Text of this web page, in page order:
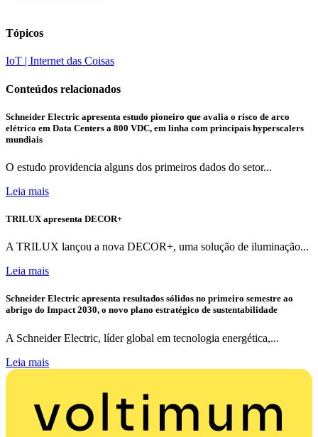
Tópicos
IoT | Internet das Coisas
Conteúdos relacionados
Schneider Electric apresenta estudo pioneiro que avalia o risco de arco
elétrico em Data Centers a 800 VDC, em linha com principais hyperscalers
mundiais
O estudo providencia alguns dos primeiros dados do setor...
Leia mais
TRILUX apresenta DECOR+
A TRILUX lançou a nova DECOR+, uma solução de iluminação...
Leia mais
Schneider Electric apresenta resultados sólidos no primeiro semestre ao
abrigo do Impact 2030, o novo plano estratégico de sustentabilidade
A Schneider Electric, líder global em tecnologia energética,...
Leia mais